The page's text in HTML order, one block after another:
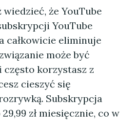
że YouTube
YouTube
całkowicie eliminuje
może być
często korzystasz z
cieszyć się
Subskrypcja
zł miesięcznie, co w